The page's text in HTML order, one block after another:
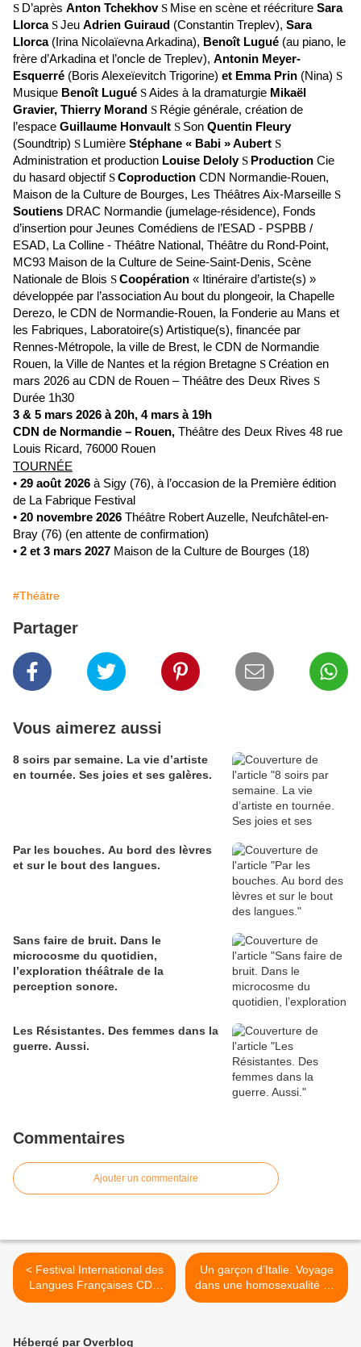
S D’après Anton Tchekhov S Mise en scène et réécriture Sara
Llorca SJeu Adrien Guiraud (Constantin Treplev), Sara
Llorca(Irina Nicolaïevna Arkadina), Benoît Lugué (au piano, le
frère d’Arkadina et l’oncle de Treplev), Antonin Meyer-
Esquerré (Boris Alexeïevitch Trigorine) et Emma Prin (Nina) S
Musique Benoît Lugué SAides à la dramaturgie Mikaël
Gravier, Thierry Morand S Régie générale, création de
l’espace Guillaume Honvault S Son Quentin Fleury
(Soundtrip) S Lumière Stéphane « Babi » Aubert S
Administration et production Louise Deloly S Production Cie
du hasard objectif SCoproduction CDN Normandie-Rouen,
Maison de la Culture de Bourges, Les Théâtres Aix-Marseille S
Soutiens DRAC Normandie (jumelage-résidence), Fonds
d’insertion pour Jeunes Comédiens de l’ESAD - PSPBB /
ESAD, La Colline - Théâtre National, Théâtre du Rond-Point,
MC93 Maison de la Culture de Seine-Saint-Denis, Scène
Nationale de Blois SCoopération « Itinéraire d’artiste(s) »
développée par l’association Au bout du plongeoir, la Chapelle
Derezo, le CDN de Normandie-Rouen, la Fonderie au Mans et
les Fabriques, Laboratoire(s) Artistique(s), financée par
Rennes-Métropole, la ville de Brest, le CDN de Normandie
Rouen, la Ville de Nantes et la région Bretagne SCréation en
mars 2026 au CDN de Rouen – Théâtre des Deux Rives S
Durée 1h30
3 & 5 mars 2026 à 20h, 4 mars à 19h
CDN de Normandie – Rouen, Théâtre des Deux Rives 48 rue
Louis Ricard, 76000 Rouen
TOURNÉE
• 29 août 2026 à Sigy (76), à l’occasion de la Première édition
de La Fabrique Festival
• 20 novembre 2026 Théâtre Robert Auzelle, Neufchâtel-en-
Bray (76) (en attente de confirmation)
• 2 et 3 mars 2027 Maison de la Culture de Bourges (18)
#Théâtre
Partager
Vous aimerez aussi
8 soirs par semaine. La vie d’artiste
en tournée. Ses joies et ses galères.
Par les bouches. Au bord des lèvres
et sur le bout des langues.
Sans faire de bruit. Dans le
microcosme du quotidien,
l’exploration théâtrale de la
perception sonore.
Les Résistantes. Des femmes dans la
guerre. Aussi.
Commentaires
Ajouter un commentaire
< Festival International des
Langues Françaises CDN
Rouen-Normandie. Au
Un garçon d’Italie. Voyage
dans une homosexualité qui
se découvre. >
Hébergé par Overblog